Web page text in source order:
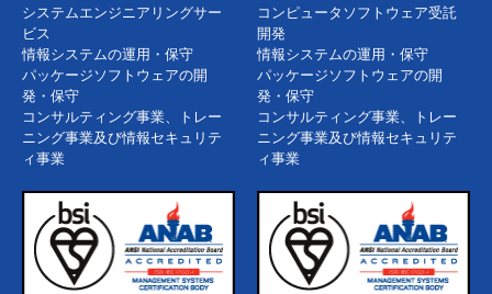
システムエンジニアリングサー
ビス
情報システムの運用・保守
パッケージソフトウェアの開
発・保守
コンサルティング事業、トレー
ニング事業及び情報セキュリテ
ィ事業
コンピュータソフトウェア受託
開発
情報システムの運用・保守
パッケージソフトウェアの開
発・保守
コンサルティング事業、トレー
ニング事業及び情報セキュリテ
ィ事業